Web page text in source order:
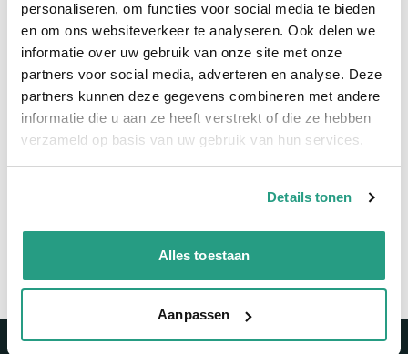
personaliseren, om functies voor social media te bieden
en om ons websiteverkeer te analyseren. Ook delen we
informatie over uw gebruik van onze site met onze
partners voor social media, adverteren en analyse. Deze
partners kunnen deze gegevens combineren met andere
informatie die u aan ze heeft verstrekt of die ze hebben
verzameld op basis van uw gebruik van hun services.
Details tonen
Alles toestaan
Aanpassen
Meer informatie
Maatvoering koppeling 135 - 165mm
Materiaal Verzinkt
We zijn beschikbaar van ma t/m vr van 08:00 tot 17:00 uur.
Trustpilot